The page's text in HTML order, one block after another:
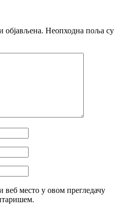
објављена. Неопходна поља су
веб место у овом прегледачу